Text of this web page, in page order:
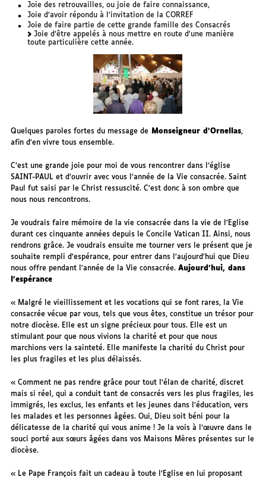
Joie des retrouvailles, ou joie de faire connaissance,
Joie d’avoir répondu à l’invitation de la CORREF
Joie de faire partie de cette grande famille des Consacrés
Joie d’être appelés à nous mettre en route d’une manière
toute particulière cette année.
Quelques paroles fortes du message de Monseigneur d’Ornellas,
afin d’en vivre tous ensemble.
C’est une grande joie pour moi de vous rencontrer dans l’église
SAINT-PAUL et d’ouvrir avec vous l’année de la Vie consacrée. Saint
Paul fut saisi par le Christ ressuscité. C’est donc à son ombre que
nous nous rencontrons.
Je voudrais faire mémoire de la vie consacrée dans la vie de l’Eglise
durant ces cinquante années depuis le Concile Vatican II. Ainsi, nous
rendrons grâce. Je voudrais ensuite me tourner vers le présent que je
souhaite rempli d’espérance, pour entrer dans l’aujourd’hui que Dieu
nous offre pendant l’année de la Vie consacrée.Aujourd’hui, dans
l’espérance
« Malgré le vieillissement et les vocations qui se font rares, la Vie
consacrée vécue par vous, tels que vous êtes, constitue un trésor pour
notre diocèse. Elle est un signe précieux pour tous. Elle est un
stimulant pour que nous vivions la charité et pour que nous
marchions vers la sainteté. Elle manifeste la charité du Christ pour
les plus fragiles et les plus délaissés.
« Comment ne pas rendre grâce pour tout l’élan de charité, discret
mais si réel, qui a conduit tant de consacrés vers les plus fragiles, les
immigrés, les exclus, les enfants et les jeunes dans l’éducation, vers
les malades et les personnes âgées. Oui, Dieu soit béni pour la
délicatesse de la charité qui vous anime ! Je la vois à l’œuvre dans le
souci porté aux sœurs âgées dans vos Maisons Mères présentes sur le
diocèse.
« Le Pape François fait un cadeau à toute l’Eglise en lui proposant